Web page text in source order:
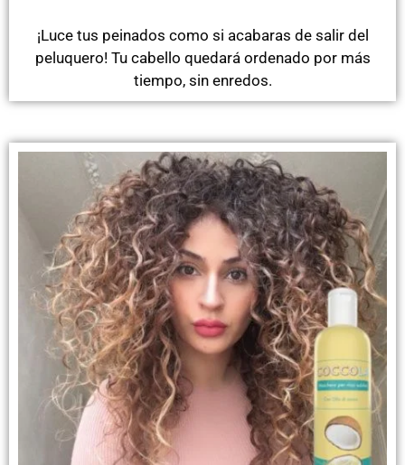
¡Luce tus peinados como si acabaras de salir del
peluquero! Tu cabello quedará ordenado por más
tiempo, sin enredos.